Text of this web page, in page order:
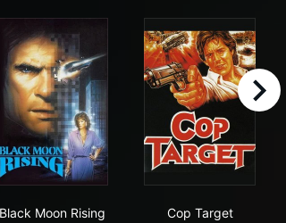
Black Moon Rising
Cop Target
right